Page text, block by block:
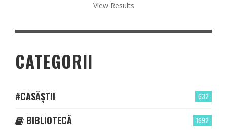
View Results
CATEGORII
632
#CASĂȘTII
1692
BIBLIOTECĂ